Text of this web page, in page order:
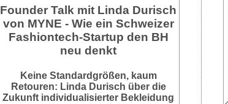
Founder Talk mit Linda Durisch
von MYNE - Wie ein Schweizer
Fashiontech-Startup den BH
neu denkt
Keine Standardgrößen, kaum
Retouren: Linda Durisch über die
Zukunft individualisierter Bekleidung